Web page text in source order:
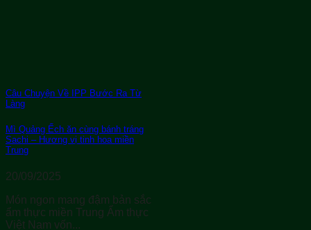
Câu Chuyện Về IPP Bước Ra Từ
Làng
Mì Quảng Ếch ăn cùng bánh tráng
Sachi – Hương vị tinh hoa miền
Trung
20/09/2025
Món ngon mang đậm bản sắc
ẩm thực miền Trung Ẩm thực
Việt Nam vốn...